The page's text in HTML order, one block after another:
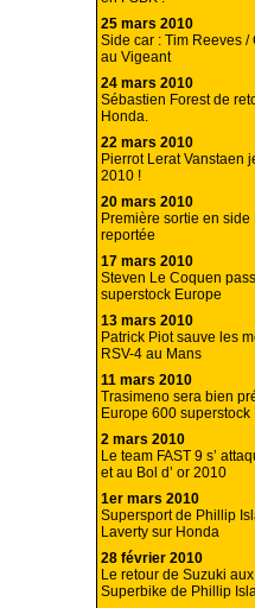
25 mars 2010
Side car : Tim Reeves /
au Vigeant
24 mars 2010
Sébastien Forest de
Honda.
22 mars 2010
Pierrot Lerat Vanstaen
2010 !
20 mars 2010
Première sortie en side
reportée
17 mars 2010
Steven Le Coquen
superstock Europe
13 mars 2010
Patrick Piot sauve les
RSV-4 au Mans
11 mars 2010
Trasimeno sera bien
Europe 600 superstock
2 mars 2010
Le team FAST 9 s’
et au Bol d’ or 2010
1er mars 2010
Supersport de Phillip
Laverty sur Honda
28 février 2010
Le retour de Suzuki
Superbike de Phillip